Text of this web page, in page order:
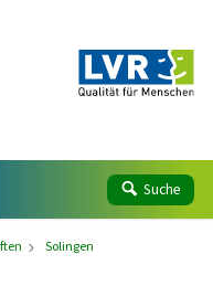
Suche
Solingen